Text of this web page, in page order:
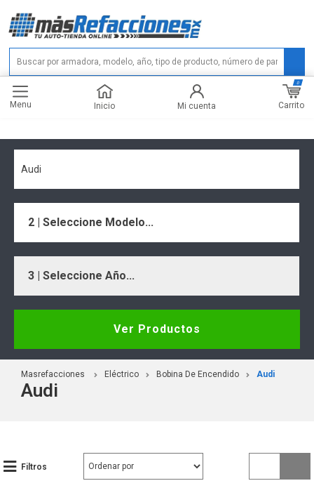
Menu Inicio Mi cuenta Carrito
0
Audi
2 | Seleccione Modelo...
3 | Seleccione Año...
Ver Productos
Masrefacciones Eléctrico Bobina De Encendido Audi
Audi
Filtros